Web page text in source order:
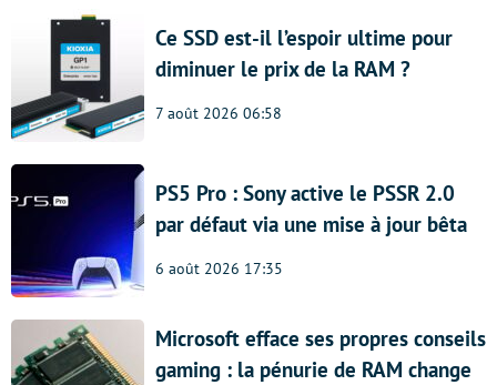
Ce SSD est-il l’espoir ultime pour
diminuer le prix de la RAM ?
7 août 2026 06:58
PS5 Pro : Sony active le PSSR 2.0
par défaut via une mise à jour bêta
6 août 2026 17:35
Microsoft efface ses propres conseils
gaming : la pénurie de RAM change